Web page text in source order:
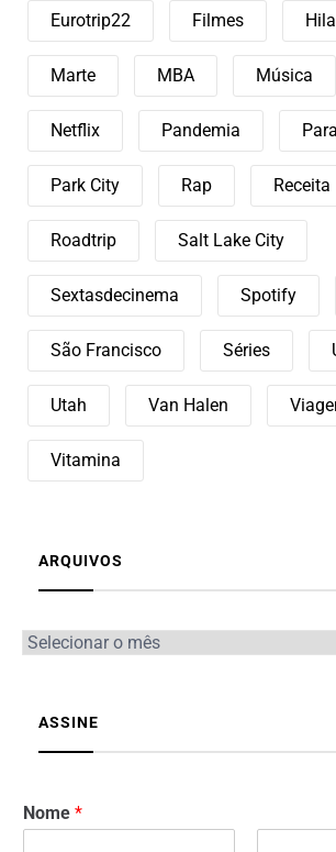
Eurotrip22 Filmes
Marte MBA Música
Netflix Pandemia
Park City Rap Receita
Roadtrip Salt Lake City
Sextasdecinema Spotify
São Francisco Séries
Utah Van Halen
Vitamina
ARQUIVOS
ASSINE
Nome *